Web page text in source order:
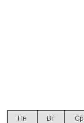
Пн Вт Ср